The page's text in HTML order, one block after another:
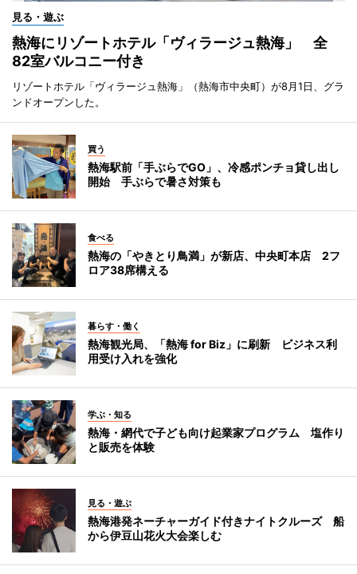
見る・遊ぶ
熱海にリゾートホテル「ヴィラージュ熱海」 全
82室バルコニー付き
リゾートホテル「ヴィラージュ熱海」（熱海市中央町）が8月1日、グラ
ンドオープンした。
買う
熱海駅前「手ぶらでGO」、冷感ポンチョ貸し出し
開始 手ぶらで暑さ対策も
食べる
熱海の「やきとり鳥満」が新店、中央町本店 2フ
ロア38席構える
暮らす・働く
熱海観光局、「熱海 for Biz」に刷新 ビジネス利
用受け入れを強化
学ぶ・知る
熱海・網代で子ども向け起業家プログラム 塩作り
と販売を体験
見る・遊ぶ
熱海港発ネーチャーガイド付きナイトクルーズ 船
から伊豆山花火大会楽しむ